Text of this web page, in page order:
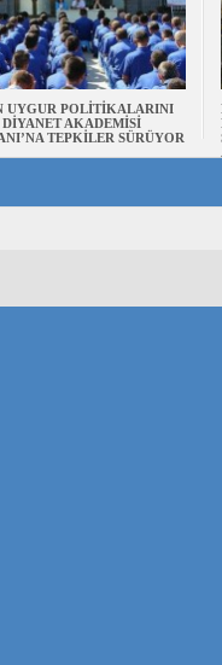
UYGUR POLİTİKALARINI
DİYANET AKADEMİSİ
TEPKİLER SÜRÜYOR